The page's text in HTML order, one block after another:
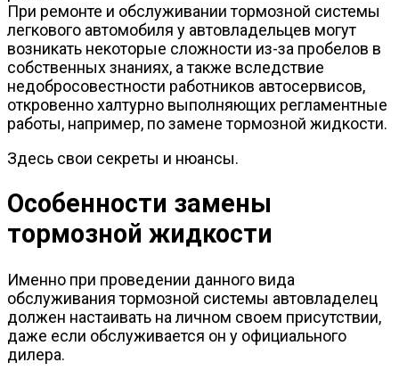
При ремонте и обслуживании тормозной системы
легкового автомобиля у автовладельцев могут
возникать некоторые сложности из-за пробелов в
собственных знаниях, а также вследствие
недобросовестности работников автосервисов,
откровенно халтурно выполняющих регламентные
работы, например, по замене тормозной жидкости.
Здесь свои секреты и нюансы.
Особенности замены
тормозной жидкости
Именно при проведении данного вида
обслуживания тормозной системы автовладелец
должен настаивать на личном своем присутствии,
даже если обслуживается он у официального
дилера.